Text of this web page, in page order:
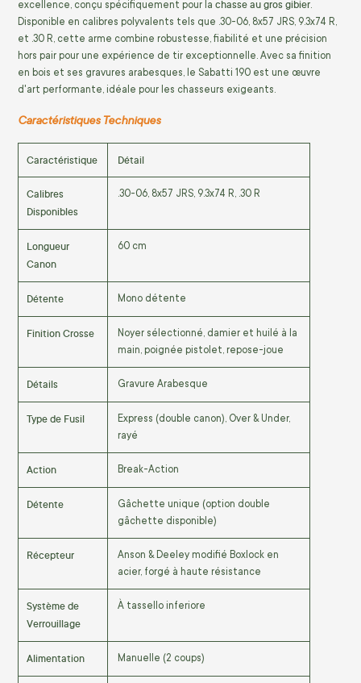
excellence, conçu spécifiquement pour la chasse au gros gibier.
Disponible en calibres polyvalents tels que .30-06, 8x57 JRS, 9.3x74 R,
et .30 R, cette arme combine robustesse, fiabilité et une précision
hors pair pour une expérience de tir exceptionnelle. Avec sa finition
en bois et ses gravures arabesques, le Sabatti 190 est une œuvre
d'art performante, idéale pour les chasseurs exigeants.
Caractéristiques Techniques
Caractéristique Détail
Calibres
Disponibles
.30-06, 8x57 JRS, 9.3x74 R, .30 R
Longueur
Canon
60 cm
Détente Mono détente
Finition Crosse
Noyer sélectionné, damier et huilé à la
main, poignée pistolet, repose-joue
Détails Gravure Arabesque
Type de Fusil
Express (double canon), Over & Under,
rayé
Action Break-Action
Détente
Gâchette unique (option double
gâchette disponible)
Récepteur
Anson & Deeley modifié Boxlock en
acier, forgé à haute résistance
Système de
Verrouillage
À tassello inferiore
Alimentation Manuelle (2 coups)